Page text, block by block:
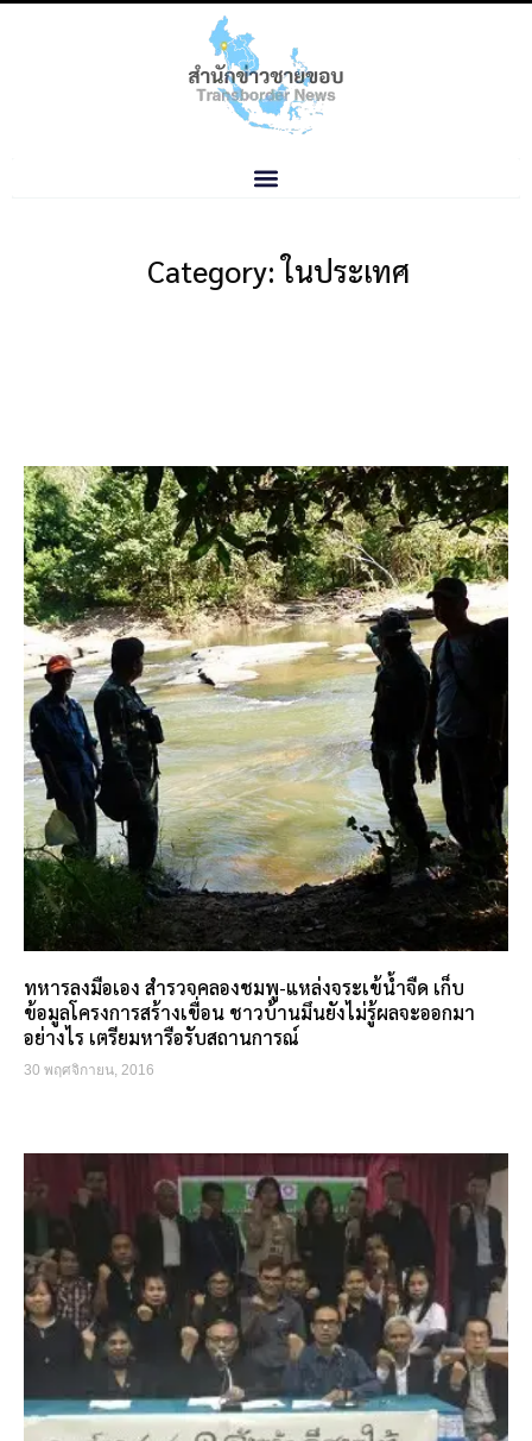
Category: ในประเทศ
ทหารลงมือเอง สำรวจคลองชมพู-แหล่งจระเข้น้ำจืด เก็บ
ข้อมูลโครงการสร้างเขื่อน ชาวบ้านมึนยังไม่รู้ผลจะออกมา
อย่างไร เตรียมหารือรับสถานการณ์
30 พฤศจิกายน, 2016